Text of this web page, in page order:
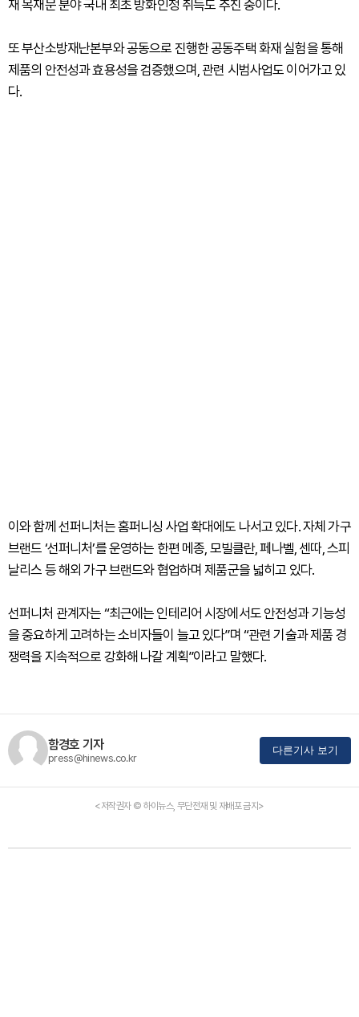
재 목재문 분야 국내 최초 방화인정 취득도 추진 중이다.
또 부산소방재난본부와 공동으로 진행한 공동주택 화재 실험을 통해
제품의 안전성과 효용성을 검증했으며, 관련 시범사업도 이어가고 있
다.
이와 함께 선퍼니처는 홈퍼니싱 사업 확대에도 나서고 있다. 자체 가구
브랜드 ‘선퍼니처’를 운영하는 한편 메종, 모빌클란, 페나벨, 센따, 스피
날리스 등 해외 가구 브랜드와 협업하며 제품군을 넓히고 있다.
선퍼니처 관계자는 “최근에는 인테리어 시장에서도 안전성과 기능성
을 중요하게 고려하는 소비자들이 늘고 있다”며 “관련 기술과 제품 경
쟁력을 지속적으로 강화해 나갈 계획”이라고 말했다.
함경호 기자
press@hinews.co.kr
다른기사 보기
<저작권자 © 하이뉴스, 무단전재 및 재배포 금지>